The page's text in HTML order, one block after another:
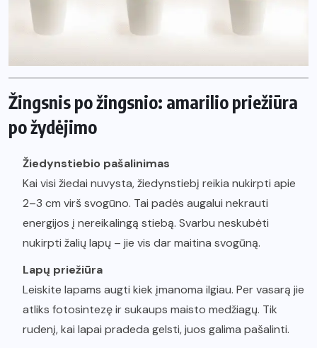
Žingsnis po žingsnio: amarilio priežiūra
po žydėjimo
Žiedynstiebio pašalinimas
Kai visi žiedai nuvysta, žiedynstiebį reikia nukirpti apie
2–3 cm virš svogūno. Tai padės augalui nekrauti
energijos į nereikalingą stiebą. Svarbu neskubėti
nukirpti žalių lapų – jie vis dar maitina svogūną.
Lapų priežiūra
Leiskite lapams augti kiek įmanoma ilgiau. Per vasarą jie
atliks fotosintezę ir sukaups maisto medžiagų. Tik
rudenį, kai lapai pradeda gelsti, juos galima pašalinti.